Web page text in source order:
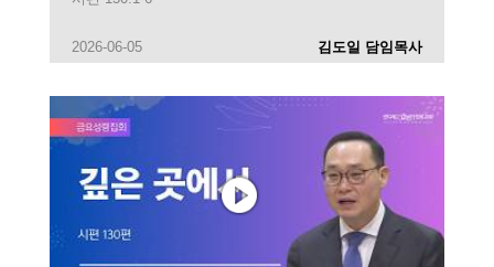
2026-06-05 김도일 담임목사